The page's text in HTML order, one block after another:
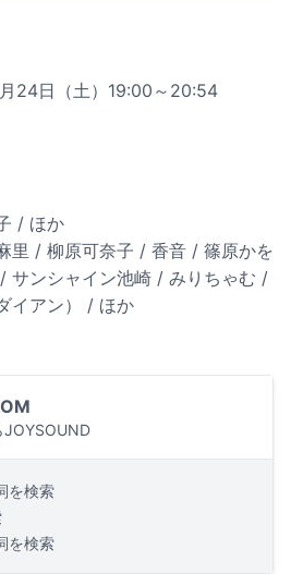
24日（土）19:00～20:54
/ ほか
里 / 柳原可奈子 / 香音 / 篠原かを
サンシャイン池崎 / みりちゃむ /
イアン） / ほか
JOYSOUND
を検索
を検索